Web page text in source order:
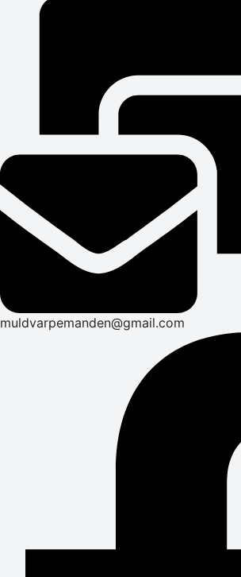
muldvarpemanden@gmail.com